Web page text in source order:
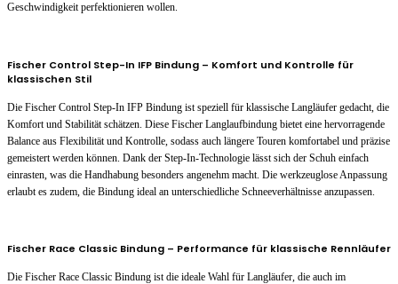
Geschwindigkeit perfektionieren wollen.
Fischer Control Step-In IFP Bindung – Komfort und Kontrolle für
klassischen Stil
Die Fischer Control Step-In IFP Bindung ist speziell für klassische Langläufer gedacht, die
Komfort und Stabilität schätzen. Diese Fischer Langlaufbindung bietet eine hervorragende
Balance aus Flexibilität und Kontrolle, sodass auch längere Touren komfortabel und präzise
gemeistert werden können. Dank der Step-In-Technologie lässt sich der Schuh einfach
einrasten, was die Handhabung besonders angenehm macht. Die werkzeuglose Anpassung
erlaubt es zudem, die Bindung ideal an unterschiedliche Schneeverhältnisse anzupassen.
Fischer Race Classic Bindung – Performance für klassische Rennläufer
Die Fischer Race Classic Bindung ist die ideale Wahl für Langläufer, die auch im